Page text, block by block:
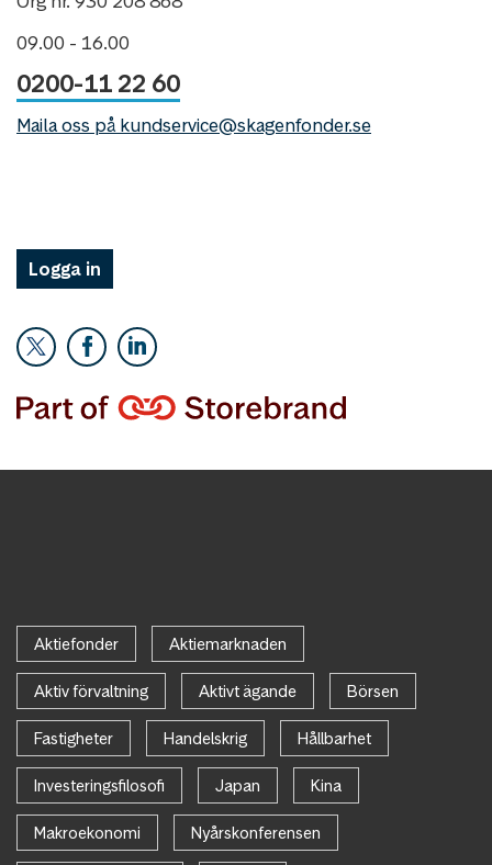
09.00 - 16.00
0200-11 22 60
Maila oss på kundservice@skagenfonder.se
Logga in
Aktiefonder Aktiemarknaden
Aktiv förvaltning Aktivt ägande Börsen
Fastigheter Handelskrig Hållbarhet
Investeringsfilosofi Japan Kina
Makroekonomi Nyårskonferensen